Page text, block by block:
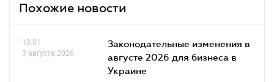
Похожие новости
10.01
3 августа 2026
Законодательные изменения в
августе 2026 для бизнеса в
Украине